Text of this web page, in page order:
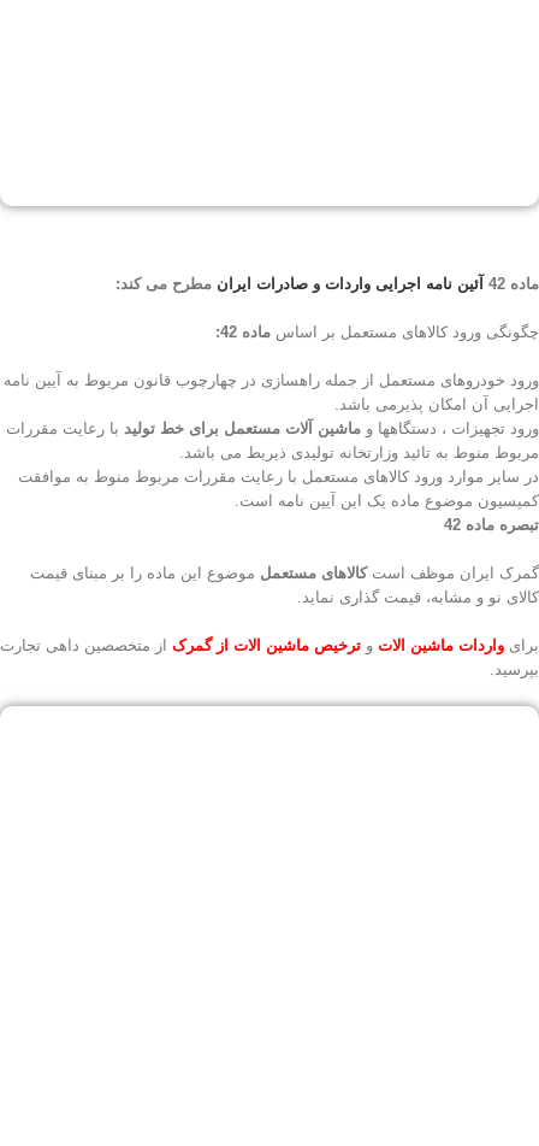
ماده 42 آئین نامه اجرایی واردات و صادرات ایران مطرح می کند:
چگونگی ورود کالاهای مستعمل بر اساس ماده 42:
ورود خودروهای مستعمل از جمله راهسازی در چهارچوب قانون مربوط به آیین نامه
اجرایی آن امکان پذیرمی باشد.
ورود تجهیزات ، دستگاهها و ماشین آلات مستعمل برای خط تولید با رعایت مقررات
مربوط منوط به تائید وزارتخانه تولیدی ذیربط می باشد.
در سایر موارد ورود کالاهای مستعمل با رعایت مقررات مربوط منوط به موافقت
کمیسیون موضوع ماده یک این آیین نامه است.
تبصره ماده 42
گمرک ایران موظف استکالاهای مستعمل موضوع این ماده را بر مبنای قیمت
کالای نو و مشابه، قیمت گذاری نماید.
برای واردات ماشین الات و ترخیص ماشین الات از گمرک از متخصصین داهی تجارت
بپرسید.